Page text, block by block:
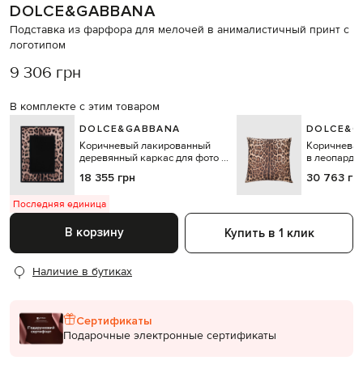
DOLCE&GABBANA
Подставка из фарфора для мелочей в анималистичный принт с
логотипом
9 306 грн
В комплекте с этим товаром
DOLCE&GABBANA
Коричневый лакированный
деревянный каркас для фото в
18 355 грн
в
30 763
Последняя единица
В корзину Купить в 1 клик
Наличие в бутиках
Сертификаты
Подарочные электронные сертификаты